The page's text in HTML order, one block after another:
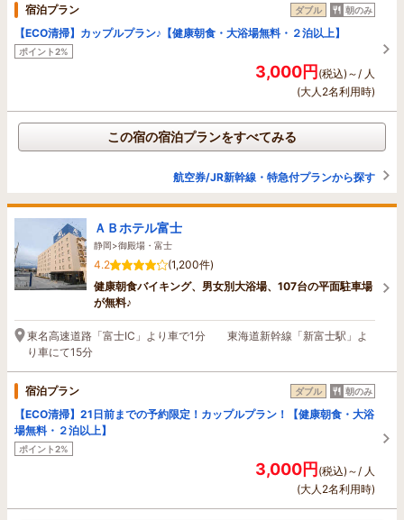
宿泊プラン ダブル 朝のみ
【ECO清掃】カップルプラン♪【健康朝食・大浴場無料・２泊以上】
ポイント2%
3,000円(税込)～/ 人
(大人2名利用時)
この宿の宿泊プランをすべてみる
航空券/JR新幹線・特急付プランから探す
ＡＢホテル富士
静岡>御殿場・富士
4.2
(1,200件)
健康朝食バイキング、男女別大浴場、107台の平面駐車場
が無料♪
東名高速道路「富士IC」より車で1分 東海道新幹線「新富士駅」よ
り車にて15分
宿泊プラン ダブル 朝のみ
【ECO清掃】21日前までの予約限定！カップルプラン！【健康朝食・大浴
場無料・２泊以上】
ポイント2%
3,000円(税込)～/ 人
(大人2名利用時)